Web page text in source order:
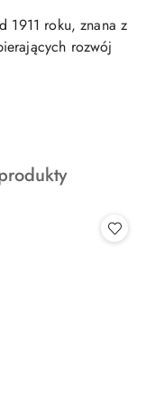
1911 roku, znana z
rozwój